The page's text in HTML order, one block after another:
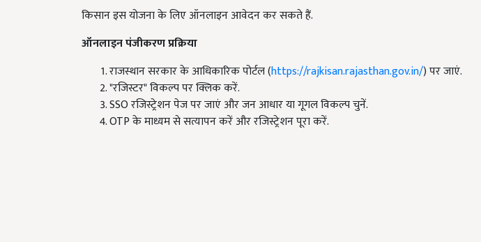
किसान इस योजना के लिए ऑनलाइन आवेदन कर सकते हैं.
ऑनलाइन पंजीकरण प्रक्रिया
राजस्थान सरकार के आधिकारिक पोर्टल (https://rajkisan.rajasthan.gov.in/) पर जाएं.
"रजिस्टर" विकल्प पर क्लिक करें.
SSO रजिस्ट्रेशन पेज पर जाएं और जन आधार या गूगल विकल्प चुनें.
OTP के माध्यम से सत्यापन करें और रजिस्ट्रेशन पूरा करें.